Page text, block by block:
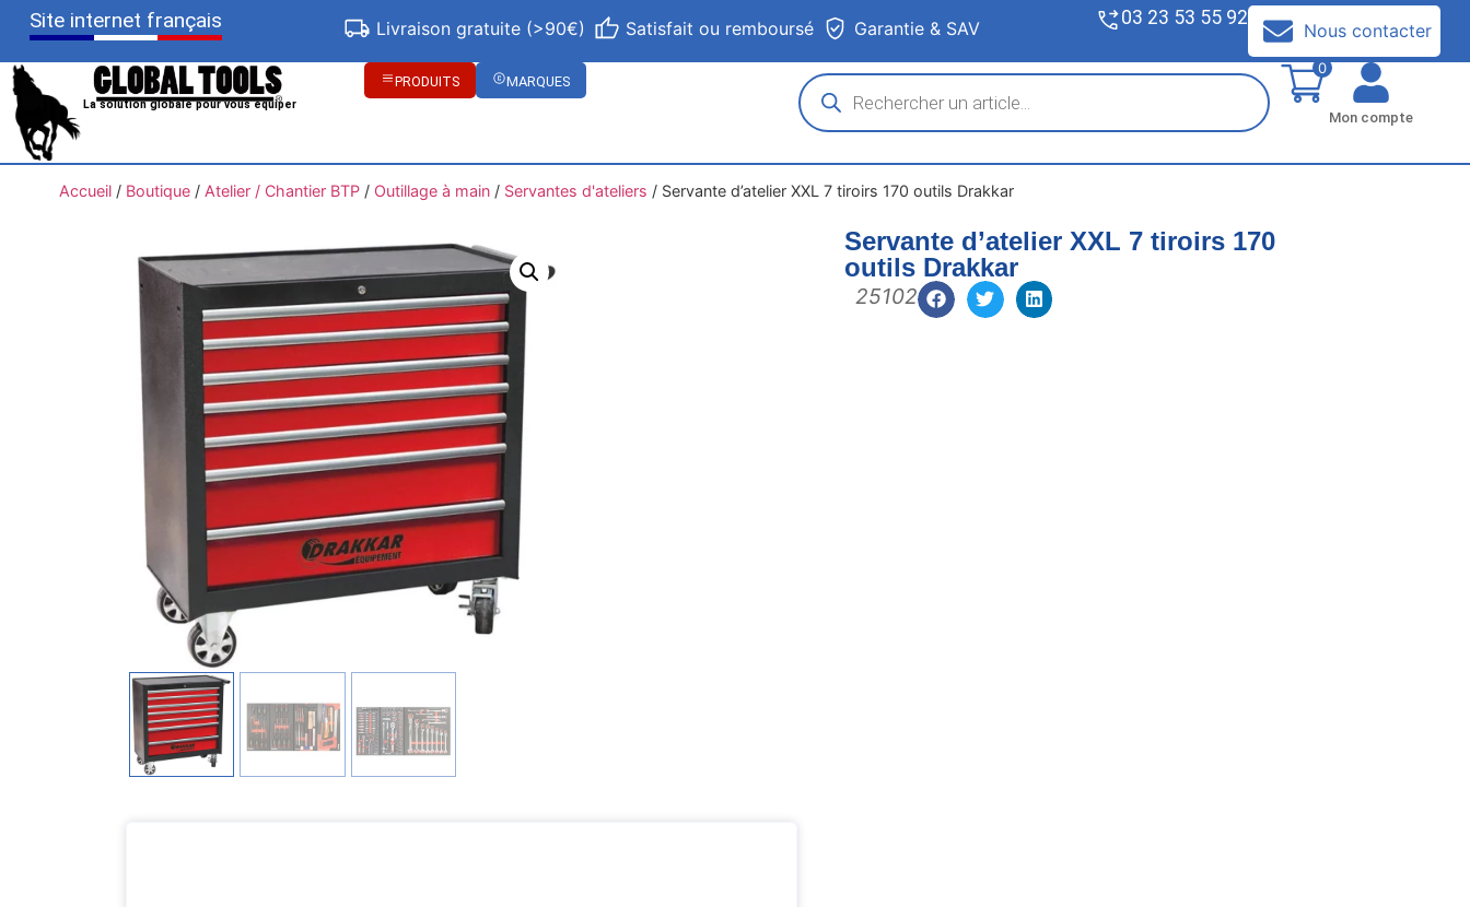
Site internet français Livraison gratuite (>90€) Satisfait ou remboursé Garantie & SAV 03 23 53 55 92
Nous contacter
La solution globale pour vous équiper
PRODUITS MARQUES
0
Mon compte
Accueil/ Boutique/ Atelier / Chantier BTP/ Outillage à main/ Servantes d'ateliers / Servante d’atelier XXL 7 tiroirs 170 outils Drakkar
Servante d’atelier XXL 7 tiroirs 170
outils Drakkar
25102